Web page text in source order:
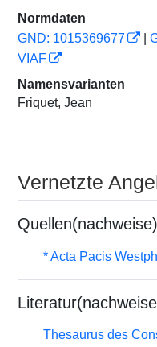
Normdaten
GND: 1015369677
VIAF
Namensvarianten
Friquet, Jean
Vernetzte
Quellen(nachweise)
* Acta Pacis
Thesaurus des